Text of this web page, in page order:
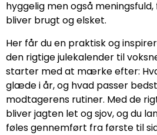
hyggelig men også
bliver brugt og elsket.
Her får du en praktisk og
den rigtige julekalender til
starter med at mærke efter:
glæde i år, og hvad passer
modtagerens rutiner. Med de
bliver jagten let og sjov, og du
føles gennemført fra første til